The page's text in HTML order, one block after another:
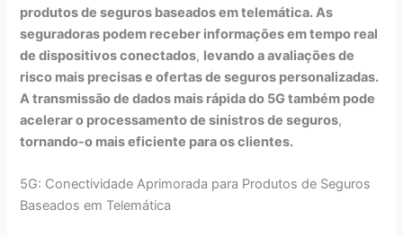
produtos de seguros baseados em telemática. As
seguradoras podem receber informações em tempo real
de dispositivos conectados, levando a avaliações de
risco mais precisas e ofertas de seguros personalizadas.
A transmissão de dados mais rápida do 5G também pode
acelerar o processamento de sinistros de seguros,
tornando-o mais eficiente para os clientes.
5G: Conectividade Aprimorada para Produtos de Seguros
Baseados em Telemática